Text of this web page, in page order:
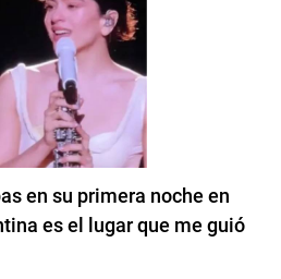
en su primera noche en
es el lugar que me guió